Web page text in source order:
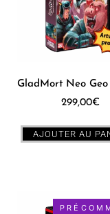
299,00€
AJOUTER AU